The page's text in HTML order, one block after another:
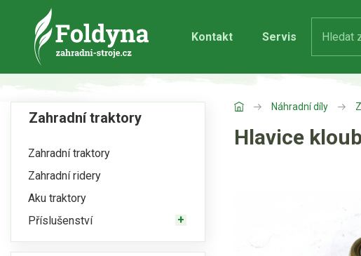
Kontakt Servis
Zahradní traktory
Zahradní traktory
Zahradní ridery
Aku traktory
Příslušenství
Náhradní díly
Hlavice